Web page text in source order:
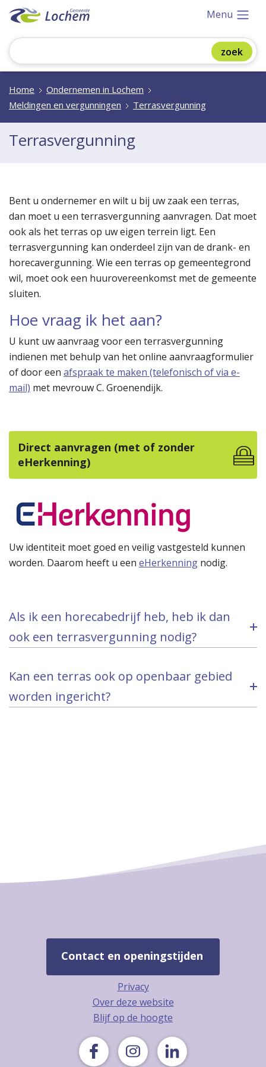
Menu
Home
Ondernemen in Lochem
Meldingen en vergunningen
Terrasvergunning
Terrasvergunning
Bent u ondernemer en wilt u bij uw zaak een terras,
dan moet u een terrasvergunning aanvragen. Dat moet
ook als het terras op uw eigen terrein ligt. Een
terrasvergunning kan onderdeel zijn van de drank- en
horecavergunning. Wie een terras op gemeentegrond
wil, moet ook een huurovereenkomst met de gemeente
sluiten.
Hoe vraag ik het aan?
U kunt uw aanvraag voor een terrasvergunning
indienen met behulp van het online aanvraagformulier
of door een afspraak te maken (telefonisch of via e-
mail) met mevrouw C. Groenendijk.
Direct aanvragen (met of zonder
eHerkenning)
Uw identiteit moet goed en veilig vastgesteld kunnen
worden. Daarom heeft u een eHerkenning nodig.
Als ik een horecabedrijf heb, heb ik dan
ook een terrasvergunning nodig?
Kan een terras ook op openbaar gebied
worden ingericht?
Contact en openingstijden
Privacy
Over deze website
Blijf op de hoogte